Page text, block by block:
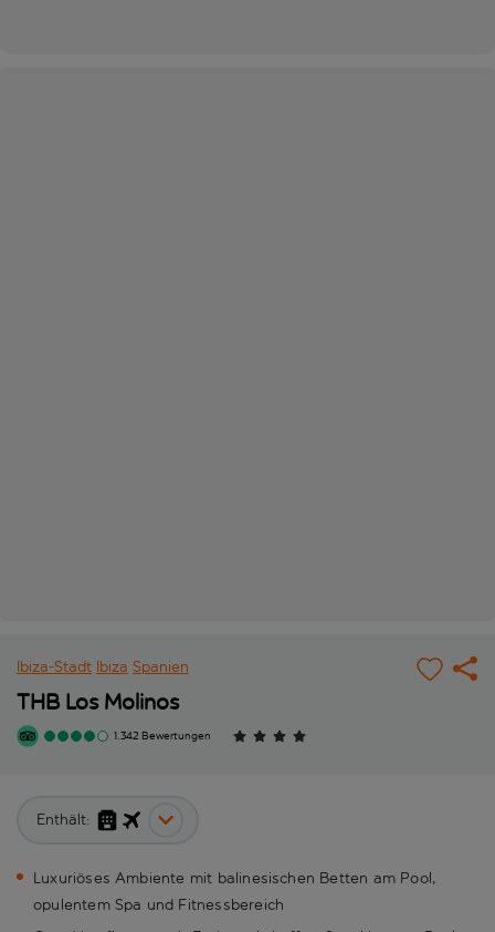
Ibiza-Stadt Ibiza Spanien
THB Los Molinos
1.342 Bewertungen
Enthält:
Luxuriöses Ambiente mit balinesischen Betten am Pool,
opulentem Spa und Fitnessbereich